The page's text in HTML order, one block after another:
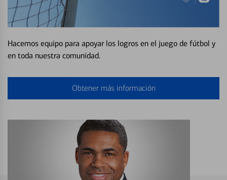
Hacemos equipo para apoyar los logros en el juego de fútbol y
en toda nuestra comunidad.
Obtener más información